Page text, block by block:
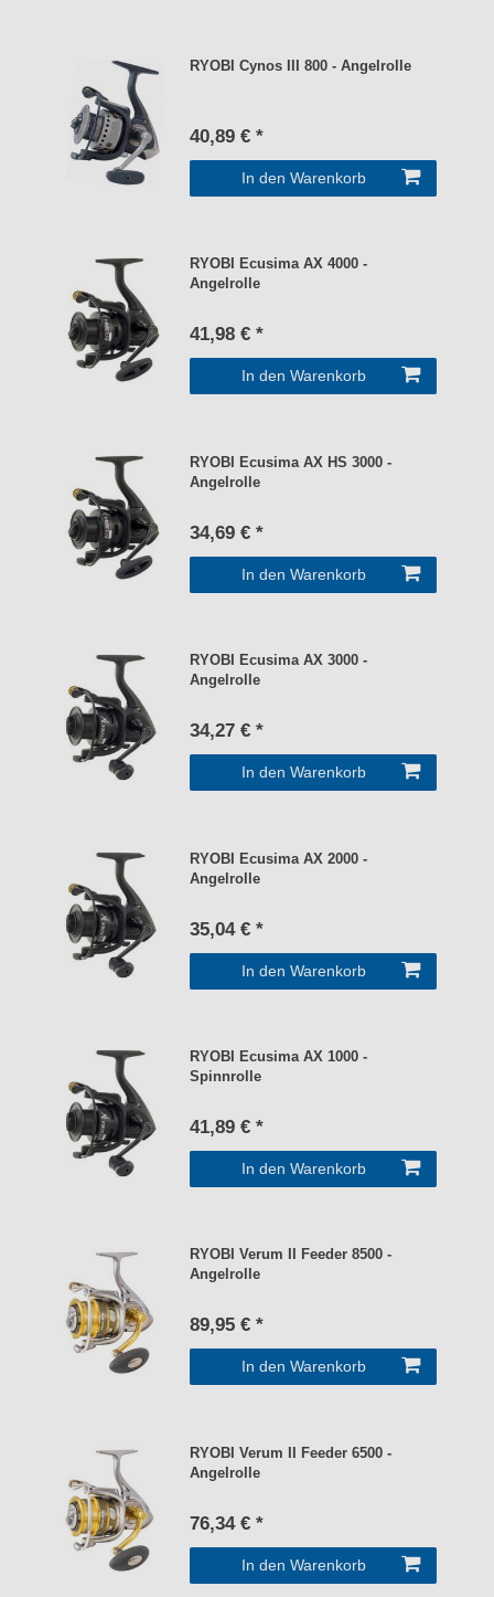
RYOBI Cynos III 800 - Angelrolle
40,89 € *
In den Warenkorb
RYOBI Ecusima AX 4000 -
Angelrolle
41,98 € *
In den Warenkorb
RYOBI Ecusima AX HS 3000 -
Angelrolle
34,69 € *
In den Warenkorb
RYOBI Ecusima AX 3000 -
Angelrolle
34,27 € *
In den Warenkorb
RYOBI Ecusima AX 2000 -
Angelrolle
35,04 € *
In den Warenkorb
RYOBI Ecusima AX 1000 -
Spinnrolle
41,89 € *
In den Warenkorb
RYOBI Verum II Feeder 8500 -
Angelrolle
89,95 € *
In den Warenkorb
RYOBI Verum II Feeder 6500 -
Angelrolle
76,34 € *
In den Warenkorb